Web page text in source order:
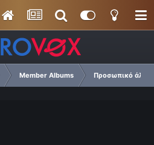
Member Albums Προσωπικό